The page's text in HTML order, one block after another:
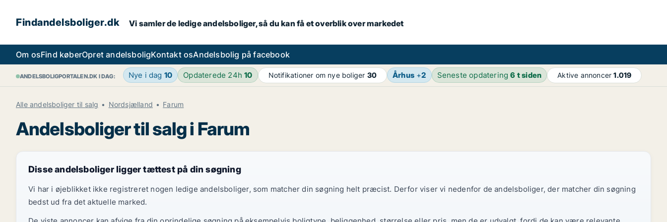
Findandelsboliger.dk Vi samler de ledige andelsboliger, så du kan få et overblik over markedet
Om osFind køberOpret andelsboligKontakt osAndelsbolig på facebook
ANDELSBOLIGPORTALEN.DK I DAG: Nye i dag 10 Opdaterede 24h10 Notifikationer om nye boliger 30 Århus +2 Seneste opdatering6 t siden Aktive annoncer1.019
Alle andelsboliger til salg Nordsjælland Farum
Andelsboliger til salg i Farum
Disse andelsboliger ligger tættest på din søgning
Vi har i øjeblikket ikke registreret nogen ledige andelsboliger, som matcher din søgning helt præcist. Derfor viser vi nedenfor de andelsboliger, der matcher din søgning
bedst ud fra det aktuelle marked.